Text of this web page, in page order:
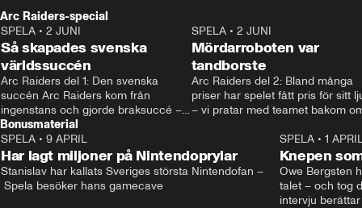
spela@aftonbladet.se
Arc Raiders-special
SPELA • 2 JUNI
Så skapades svenska
världssuccén
Arc Raiders del 1: Den svenska
succén Arc Raiders kom från
ingenstans och gjorde braksuccé –
men vad är egentligen förklaringen
bakom?
SPELA• 2 JUNI
Mördarroboten var
tandborste
Arc Raiders del 2: Bland många
priser har spelet fått pris för sitt
– vi pratar med teamet bakom
Bonusmaterial
SPELA • 9 APRIL
Har lagt miljoner på Nintendoprylar
Stanislav har kallats Sveriges största Nintendofan –
Spela besöker hans gamecave
SPELA• 1
Knepen
Owe Bergsten
talet – och tog
intervju